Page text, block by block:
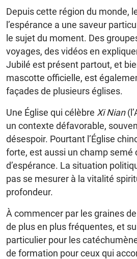
Depuis cette région du monde,
l’espérance a une saveur
le sujet du moment. Des
voyages, des vidéos en
Jubilé est présent partout, et
mascotte officielle, est
façades de plusieurs églises.
Une Église qui célèbre Xi Nian
un contexte défavorable,
désespoir. Pourtant l’Église
forte, est aussi un champ semé
d’espérance. La situation
pas se mesurer à la vitalité
profondeur.
À commencer par les graines
de plus en plus fréquentes, et
particulier pour les
de formation pour ceux qui